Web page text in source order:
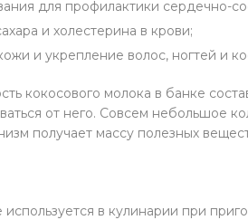
для профилактики сердечно-
и холестерина в крови;
и укрепление волос, ногтей и
кокосового молока в банке
от него. Совсем небольшое
получает массу полезных
в кулинарии при